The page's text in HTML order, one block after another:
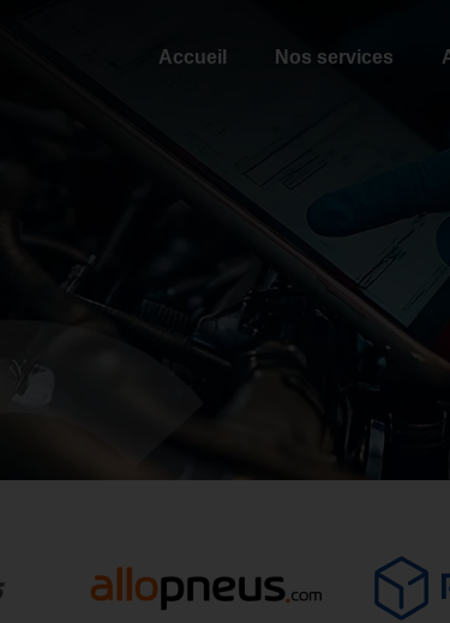
Accueil Nos services